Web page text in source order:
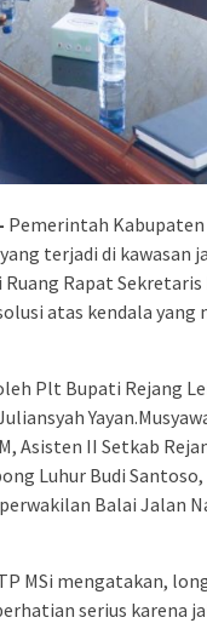
Pemerintah
terjadi di kawasan
Rapat Sekretaris
atas kendala
Plt Bupati Rejang
Asisten II Setkab
Luhur Budi
Balai Jalan
MSi mengatakan,
serius karena